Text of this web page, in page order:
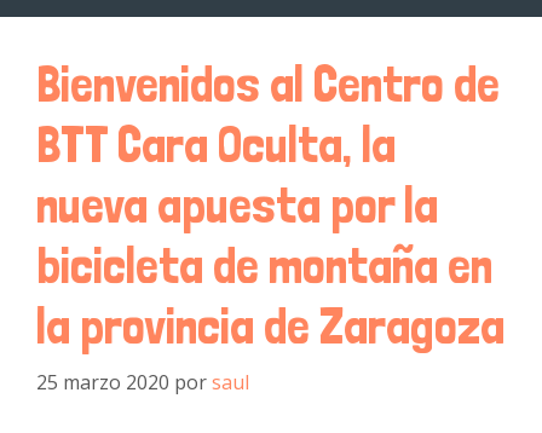
Bienvenidos al Centro de
BTT Cara Oculta, la
nueva apuesta por la
bicicleta de montaña en
la provincia de Zaragoza
25 marzo 2020 porsaul